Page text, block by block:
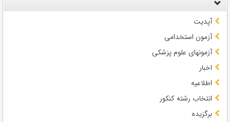
آپدیت
آزمون استخدامی
آزمونهای علوم پزشکی
اخبار
اطلاعیه
انتخاب رشته کنکور
برگزیده